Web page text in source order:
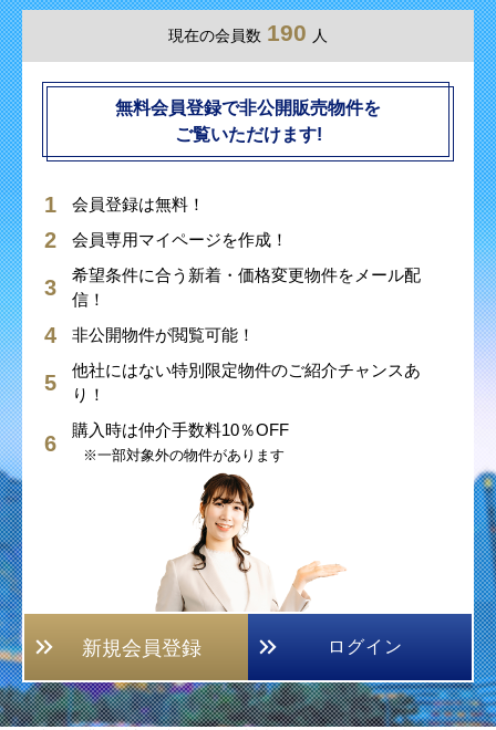
現在の会員数 190 人
無料会員登録で非公開販売物件を
ご覧いただけます!
会員登録は無料！
会員専用マイページを作成！
希望条件に合う新着・価格変更物件をメール配
信！
非公開物件が閲覧可能！
他社にはない特別限定物件のご紹介チャンスあ
り！
購入時は仲介手数料10％OFF
※一部対象外の物件があります
新規会員登録 ログイン